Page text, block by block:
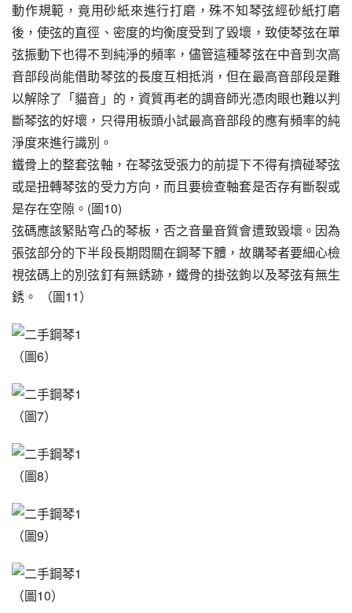
動作規範，竟用砂紙來進行打磨，殊不知琴弦經砂紙打磨
後，使弦的直徑、密度的均衡度受到了毀壞，致使琴弦在單
弦振動下也得不到純淨的頻率，儘管這種琴弦在中音到次高
音部段尚能借助琴弦的長度互相抵消，但在最高音部段是難
以解除了「貓音」的，資質再老的調音師光憑肉眼也難以判
斷琴弦的好壞，只得用板頭小試最高音部段的應有頻率的純
淨度來進行識別。
鐵骨上的整套弦軸，在琴弦受張力的前提下不得有擠碰琴弦
或是扭轉琴弦的受力方向，而且要檢查軸套是否存有斷裂或
是存在空隙。(圖10)
弦碼應該緊貼穹凸的琴板，否之音量音質會遭致毀壞。因為
張弦部分的下半段長期悶關在鋼琴下體，故購琴者要細心檢
視弦碼上的別弦釘有無銹跡，鐵骨的掛弦鉤以及琴弦有無生
銹。 （圖11）
（圖6）
（圖7）
（圖8）
（圖9）
（圖10）